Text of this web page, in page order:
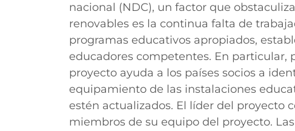
nacional (NDC), un factor que
renovables es la continua falta de
programas educativos apropiados,
educadores competentes. En particular,
proyecto ayuda a los países socios a
equipamiento de las instalaciones
estén actualizados. El líder del proyecto
miembros de su equipo del proyecto.